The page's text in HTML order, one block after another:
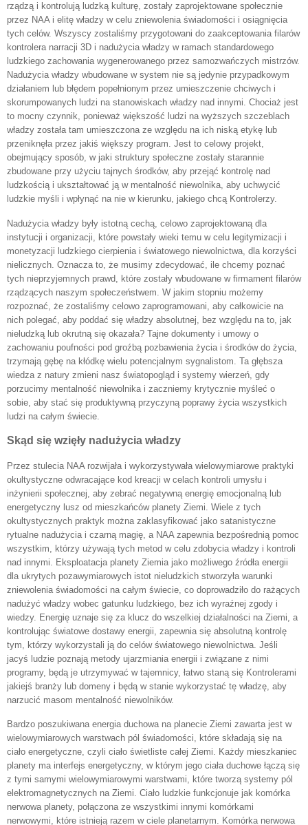
rządzą i kontrolują ludzką kulturę, zostały zaprojektowane społecznie
przez NAA i elitę władzy w celu zniewolenia świadomości i osiągnięcia
tych celów. Wszyscy zostaliśmy przygotowani do zaakceptowania filarów
kontrolera narracji 3D i nadużycia władzy w ramach standardowego
ludzkiego zachowania wygenerowanego przez samozwańczych mistrzów.
Nadużycia władzy wbudowane w system nie są jedynie przypadkowym
działaniem lub błędem popełnionym przez umieszczenie chciwych i
skorumpowanych ludzi na stanowiskach władzy nad innymi. Chociaż jest
to mocny czynnik, ponieważ większość ludzi na wyższych szczeblach
władzy została tam umieszczona ze względu na ich niską etykę lub
przeniknęła przez jakiś większy program. Jest to celowy projekt,
obejmujący sposób, w jaki struktury społeczne zostały starannie
zbudowane przy użyciu tajnych środków, aby przejąć kontrolę nad
ludzkością i ukształtować ją w mentalność niewolnika, aby uchwycić
ludzkie myśli i wpłynąć na nie w kierunku, jakiego chcą Kontrolerzy.
Nadużycia władzy były istotną cechą, celowo zaprojektowaną dla
instytucji i organizacji, które powstały wieki temu w celu legitymizacji i
monetyzacji ludzkiego cierpienia i światowego niewolnictwa, dla korzyści
nielicznych. Oznacza to, że musimy zdecydować, ile chcemy poznać
tych nieprzyjemnych prawd, które zostały wbudowane w firmament filarów
rządzących naszym społeczeństwem. W jakim stopniu możemy
rozpoznać, że zostaliśmy celowo zaprogramowani, aby całkowicie na
nich polegać, aby poddać się władzy absolutnej, bez względu na to, jak
nieludzką lub okrutną się okazała? Tajne dokumenty i umowy o
zachowaniu poufności pod groźbą pozbawienia życia i środków do życia,
trzymają gębę na kłódkę wielu potencjalnym sygnalistom. Ta głębsza
wiedza z natury zmieni nasz światopogląd i systemy wierzeń, gdy
porzucimy mentalność niewolnika i zaczniemy krytycznie myśleć o
sobie, aby stać się produktywną przyczyną poprawy życia wszystkich
ludzi na całym świecie.
Skąd się wzięły nadużycia władzy
Przez stulecia NAA rozwijała i wykorzystywała wielowymiarowe praktyki
okultystyczne odwracające kod kreacji w celach kontroli umysłu i
inżynierii społecznej, aby zebrać negatywną energię emocjonalną lub
energetyczny lusz od mieszkańców planety Ziemi. Wiele z tych
okultystycznych praktyk można zaklasyfikować jako satanistyczne
rytualne nadużycia i czarną magię, a NAA zapewnia bezpośrednią pomoc
wszystkim, którzy używają tych metod w celu zdobycia władzy i kontroli
nad innymi. Eksploatacja planety Ziemia jako możliwego źródła energii
dla ukrytych pozawymiarowych istot nieludzkich stworzyła warunki
zniewolenia świadomości na całym świecie, co doprowadziło do rażących
nadużyć władzy wobec gatunku ludzkiego, bez ich wyraźnej zgody i
wiedzy. Energię uznaje się za klucz do wszelkiej działalności na Ziemi, a
kontrolując światowe dostawy energii, zapewnia się absolutną kontrolę
tym, którzy wykorzystali ją do celów światowego niewolnictwa. Jeśli
jacyś ludzie poznają metody ujarzmiania energii i związane z nimi
programy, będą je utrzymywać w tajemnicy, łatwo staną się Kontrolerami
jakiejś branży lub domeny i będą w stanie wykorzystać tę władzę, aby
narzucić masom mentalność niewolników.
Bardzo poszukiwana energia duchowa na planecie Ziemi zawarta jest w
wielowymiarowych warstwach pól świadomości, które składają się na
ciało energetyczne, czyli ciało świetliste całej Ziemi. Każdy mieszkaniec
planety ma interfejs energetyczny, w którym jego ciała duchowe łączą się
z tymi samymi wielowymiarowymi warstwami, które tworzą systemy pól
elektromagnetycznych na Ziemi. Ciało ludzkie funkcjonuje jak komórka
nerwowa planety, połączona ze wszystkimi innymi komórkami
nerwowymi, które istnieją razem w ciele planetarnym. Komórka nerwowa